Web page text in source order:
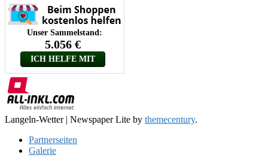
Langeln-Wetter | Newspaper Lite by themecentury.
Partnerseiten
Galerie